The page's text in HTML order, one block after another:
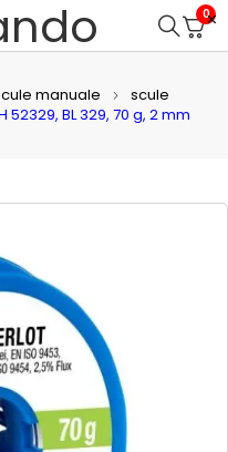
0
manuale
scule
BL 329, 70 g, 2 mm